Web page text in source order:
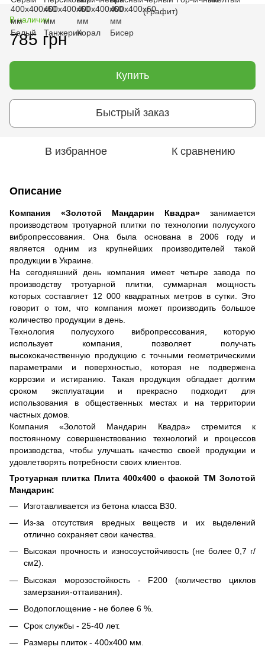
В наличии
785 грн
Купить
Быстрый заказ
В избранное К сравнению
Описание
Компания «Золотой Мандарин Квадра» занимается
производством тротуарной плитки по технологии полусухого
вибропрессования. Она была основана в 2006 году и
является одним из крупнейших производителей такой
продукции в Украине.
На сегодняшний день компания имеет четыре завода по
производству тротуарной плитки, суммарная мощность
которых составляет 12 000 квадратных метров в сутки. Это
говорит о том, что компания может производить большое
количество продукции в день.
Технология полусухого вибропрессования, которую
использует компания, позволяет получать
высококачественную продукцию с точными геометрическими
параметрами и поверхностью, которая не подвержена
коррозии и истиранию. Такая продукция обладает долгим
сроком эксплуатации и прекрасно подходит для
использования в общественных местах и на территории
частных домов.
Компания «Золотой Мандарин Квадра» стремится к
постоянному совершенствованию технологий и процессов
производства, чтобы улучшать качество своей продукции и
удовлетворять потребности своих клиентов.
Тротуарная плитка Плита 400х400 с фаской ТМ Золотой
Мандарин:
Изготавливается из бетона класса В30.
Из-за отсутствия вредных веществ и их выделений
отлично сохраняет свои качества.
Высокая прочность и износоустойчивость (не более 0,7 г/
см2).
Высокая морозостойкость - F200 (количество циклов
замерзания-оттаивания).
Водопоглощение - не более 6 %.
Срок службы - 25-40 лет.
Размеры плиток - 400х400 мм.